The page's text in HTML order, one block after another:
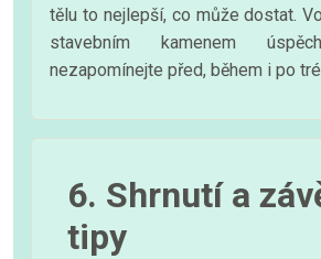
tělu to nejlepší, co může dostat.
stavebním kamenem
nezapomínejte před, během i po
6. Shrnutí a
tipy